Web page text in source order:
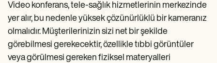
Video konferans, tele-sağlık hizmetlerinin merkezinde
yer alır, bu nedenle yüksek çözünürlüklü bir kameranız
olmalıdır. Müşterilerinizin sizi net bir şekilde
görebilmesi gerekecektir, özellikle tıbbi görüntüler
veya görülmesi gereken fiziksel materyalleri